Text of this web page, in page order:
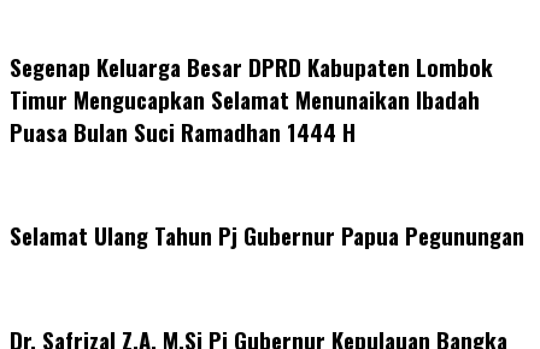
Segenap Keluarga Besar DPRD Kabupaten Lombok
Timur Mengucapkan Selamat Menunaikan Ibadah
Puasa Bulan Suci Ramadhan 1444 H
Selamat Ulang Tahun Pj Gubernur Papua Pegunungan
Dr. Safrizal Z.A, M.Si Pj Gubernur Kepulauan Bangka